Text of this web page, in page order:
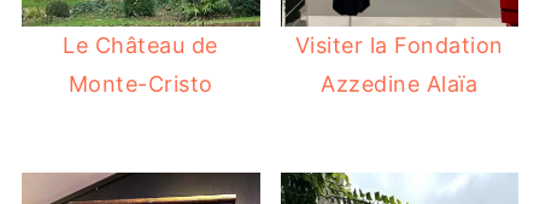
Le Château de
Monte-Cristo
Visiter la Fondation
Azzedine Alaïa